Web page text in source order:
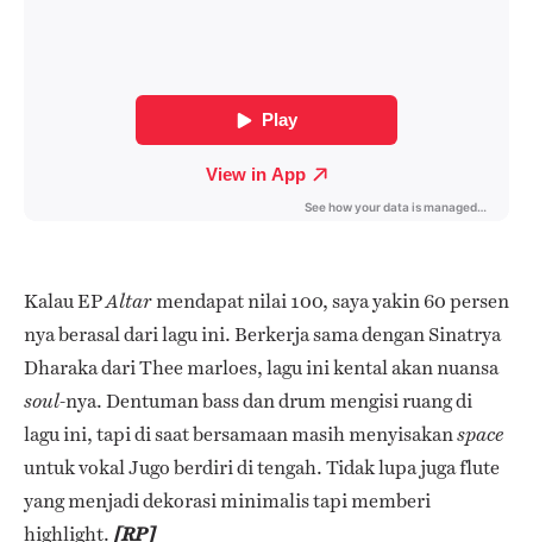
Kalau EPAltarmendapat nilai 100, saya yakin 60 persen
nya berasal dari lagu ini.Berkerja sama denganSinatrya
Dharaka dari Thee marloes, lagu ini kental akan nuansa
soul-nya.Dentuman bass dan drum mengisi ruang di
lagu ini, tapi di saat bersamaan masih menyisakanspace
untuk vokal Jugo berdiri di tengah.Tidak lupa juga flute
yang menjadi dekorasi minimalis tapi memberi
highlight. [RP]